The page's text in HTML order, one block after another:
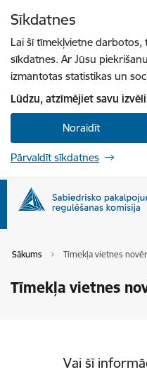
Sīkdatnes
Lai šī tīmekļvietne
sīkdatnes. Ar Jūsu
izmantotas statistikas un
Lūdzu, atzīmējiet savu
Noraidīt
Pārvaldīt sīkdatnes
Sākums Tīmekļa vietnes
Tīmekļa vietnes
Vai šī